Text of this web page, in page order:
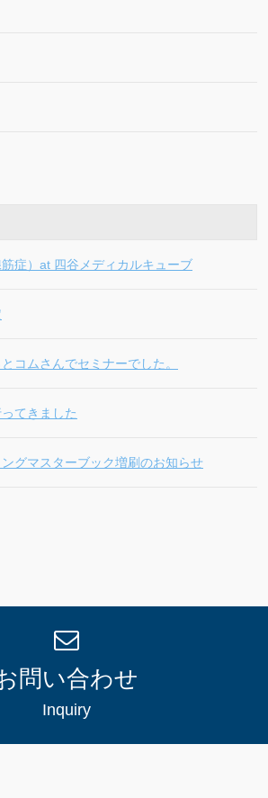
症）at 四谷メディカルキューブ
コムさんでセミナーでした。
てきました
グマスターブック増刷のお知らせ
問い合わせ
Inquiry